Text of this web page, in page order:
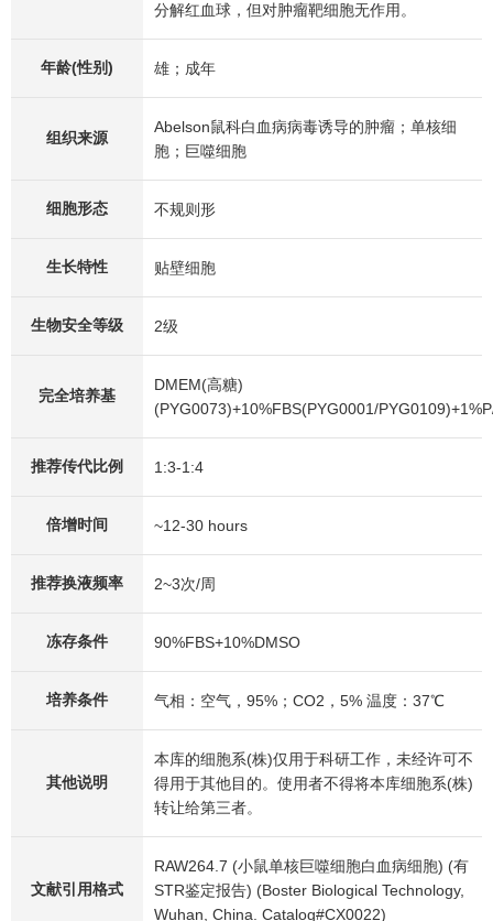
分解红血球，但对肿瘤靶细胞无作用。
年龄(性别) 雄；成年
组织来源
Abelson鼠科白血病病毒诱导的肿瘤；单核细
胞；巨噬细胞
细胞形态 不规则形
生长特性 贴壁细胞
生物安全等级 2级
完全培养基
DMEM(高糖)
(PYG0073)+10%FBS(PYG0001/
推荐传代比例 1:3-1:4
倍增时间 ~12-30 hours
推荐换液频率 2~3次/周
冻存条件 90%FBS+10%DMSO
培养条件 气相：空气，95%；CO2，5% 温度：37℃
其他说明
本库的细胞系(株)仅用于科研工作，未经许可不
得用于其他目的。使用者不得将本库细胞系(株)
转让给第三者。
文献引用格式
RAW264.7 (小鼠单核巨噬细胞白血病细胞) (有
STR鉴定报告) (Boster Biological Technology,
Wuhan, China. Catalog#CX0022)